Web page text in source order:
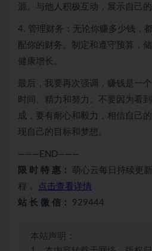
源。与他人积极互动，展示自己的
4. 管理财务：无论你赚多少钱，
配你的财务。制定和遵守预算，
健康增长。
最后，我要再次强调，赚钱是一
时间、精力和努力。不要因为看
成，要有耐心和毅力，相信自己
现自己的目标和梦想。
———END———
限 时 特 惠： 萌心云每日持续更
程，
点击查看详情
站 长 微 信： 929444
本站声明：